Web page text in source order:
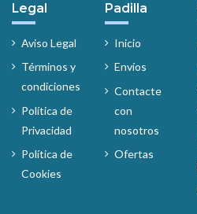
Legal
Aviso Legal
Términos y
condiciones
Política de
Privacidad
Política de
Cookies
Padilla
Inicio
Envíos
Contacte
con
nosotros
Ofertas